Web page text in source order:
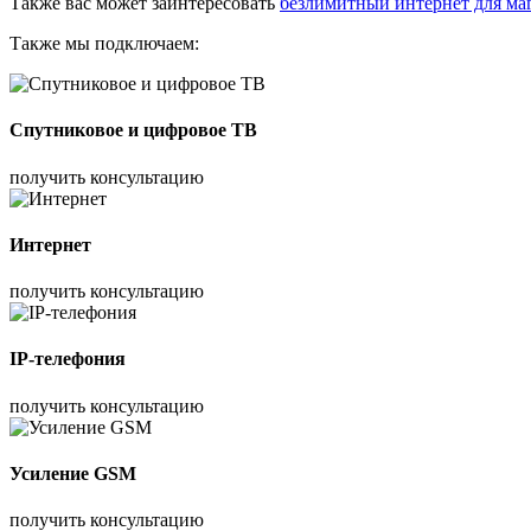
Также мы подключаем:
Спутниковое и цифровое ТВ
получить консультацию
Интернет
получить консультацию
IP-телефония
получить консультацию
Усиление GSM
получить консультацию